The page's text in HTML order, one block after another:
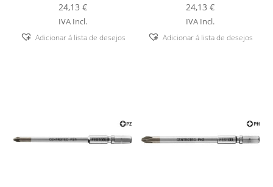
24,13 €
IVA Incl.
Adicionar á lista de desejos
24,13€
IVA Incl.
Adicionar á lista de desejos